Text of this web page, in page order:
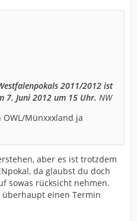
2011/2012 ist
7. Juni 2012 um 15 Uhr. NW
Münxxxland ja
aber es ist trotzdem
da glaubst du doch
sowas rücksicht nehmen.
einen Termin